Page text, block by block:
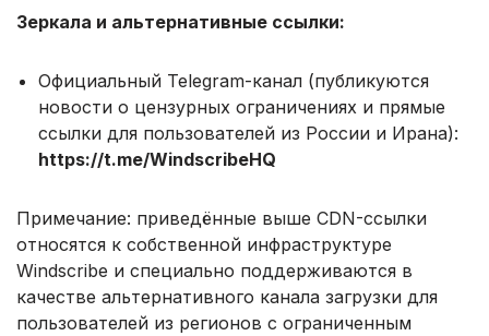
Зеркала и альтернативные ссылки:
Официальный Telegram-канал (публикуются
новости о цензурных ограничениях и прямые
ссылки для пользователей из России и Ирана):
https://t.me/WindscribeHQ
Примечание: приведённые выше CDN-ссылки
относятся к собственной инфраструктуре
Windscribe и специально поддерживаются в
качестве альтернативного канала загрузки для
пользователей из регионов с ограниченным